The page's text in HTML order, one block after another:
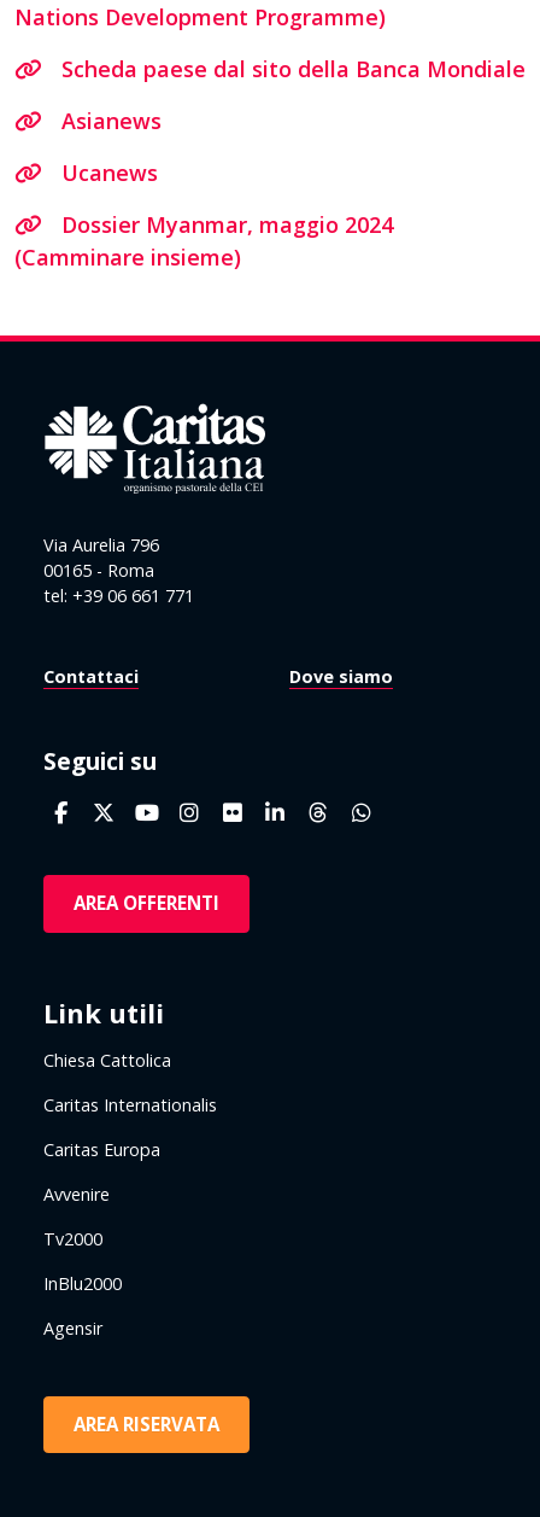
Nations Development Programme)
Scheda paese dal sito della Banca Mondiale
Asianews
Ucanews
Dossier Myanmar, maggio 2024
(Camminare insieme)
Via Aurelia 796
00165 - Roma
tel: +39 06 661 771
Contattaci Dove siamo
Seguici su
AREA OFFERENTI
Link utili
Chiesa Cattolica
Caritas Internationalis
Caritas Europa
Avvenire
Tv2000
InBlu2000
Agensir
AREA RISERVATA